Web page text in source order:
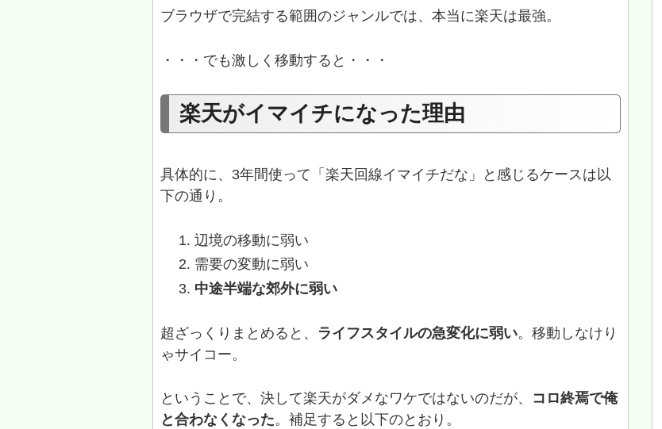
ブラウザで完結する範囲のジャンルでは、本当に楽天は最強。
・・・でも激しく移動すると・・・
楽天がイマイチになった理由
具体的に、3年間使って「楽天回線イマイチだな」と感じるケースは以
下の通り。
辺境の移動に弱い
需要の変動に弱い
中途半端な郊外に弱い
超ざっくりまとめると、 ライフスタイルの急変化に弱い。移動しなけり
ゃサイコー。
ということで、決して楽天がダメなワケではないのだが、
コロ終焉で俺
と合わなくなった。補足すると以下のとおり。